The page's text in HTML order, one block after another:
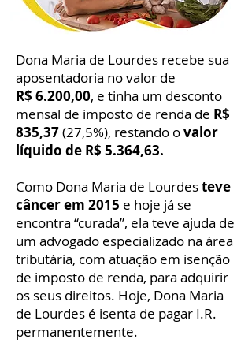
Dona Maria de Lourdes recebe sua
aposentadoria no valor de
R$ 6.200,00, e tinha um desconto
mensal de imposto de renda de R$
835,37(27,5%), restando ovalor
líquido de R$ 5.364,63.
Como Dona Maria de Lourdesteve
câncer em 2015 e hoje já se
encontra “curada”, ela teve ajuda de
um advogado especializado na área
tributária, com atuação em isenção
de imposto de renda, para adquirir
os seus direitos. Hoje, Dona Maria
de Lourdes é isenta de pagar I.R.
permanentemente.